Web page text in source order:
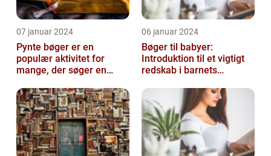
07 januar 2024
Pynte bøger er en
populær aktivitet for
mange, der søger en
06 januar 2024
Bøger til babyer:
Introduktion til et vigtigt
redskab i barnets